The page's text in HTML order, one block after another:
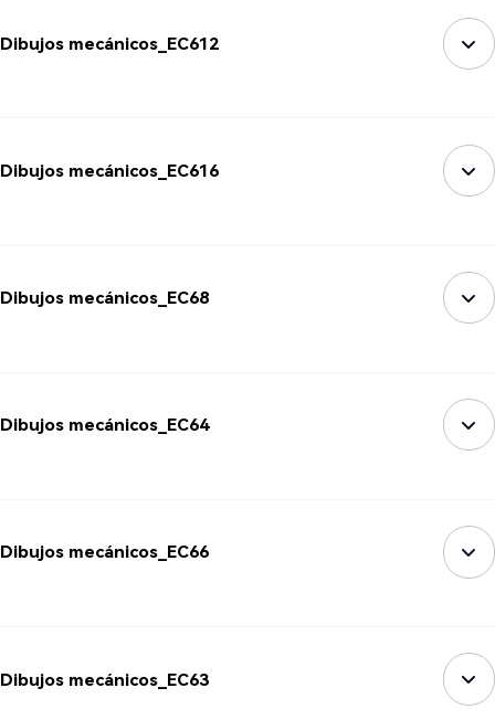
Dibujos mecánicos_EC612
Dibujos mecánicos_EC616
Dibujos mecánicos_EC68
Dibujos mecánicos_EC64
Dibujos mecánicos_EC66
Dibujos mecánicos_EC63